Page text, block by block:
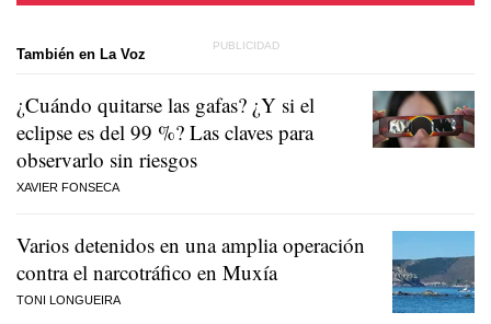
También en La Voz
¿Cuándo quitarse las gafas? ¿Y si el
eclipse es del 99 %? Las claves para
observarlo sin riesgos
XAVIER FONSECA
Varios detenidos en una amplia operación
contra el narcotráfico en Muxía
TONI LONGUEIRA